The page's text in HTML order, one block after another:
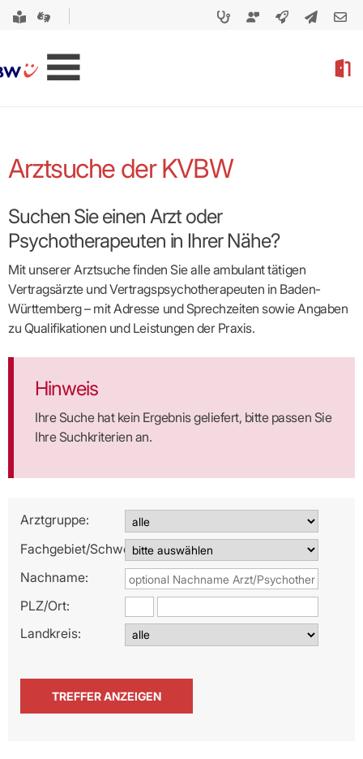
Arztsuche der KVBW
Suchen Sie einen Arzt oder
Psychotherapeuten in Ihrer Nähe?
Mit unserer Arztsuche finden Sie alle ambulant tätigen
Vertragsärzte und Vertragspsycho­therapeuten in Baden-
Württemberg – mit Adresse und Sprechzeiten sowie Angaben
zu Qualifikationen und Leistungen der Praxis.
Hinweis
Ihre Suche hat kein Ergebnis geliefert, bitte passen Sie
Ihre Suchkriterien an.
Arztgruppe:
Fachgebiet/Schwerpunkt:
Nachname:
PLZ/Ort:
Landkreis: